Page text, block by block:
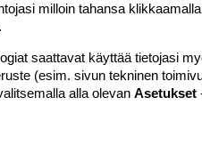
milloin tahansa klikkaamalla
saattavat käyttää tietojasi
(esim. sivun tekninen
alla olevan Asetukset